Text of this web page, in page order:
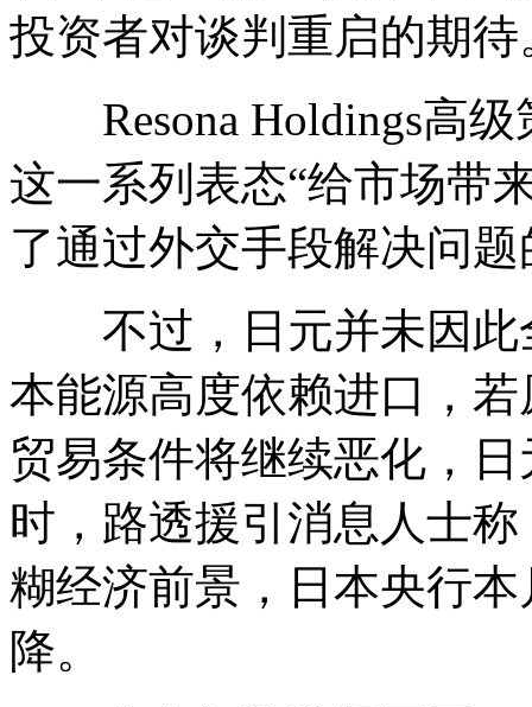
投资者对谈判重启的期待
Resona Holdings高级
这一系列表态“给市场带
了通过外交手段解决问题
不过，日元并未因此
本能源高度依赖进口，
贸易条件将继续恶化，
时，路透援引消息人士
糊经济前景，日本央行
降。